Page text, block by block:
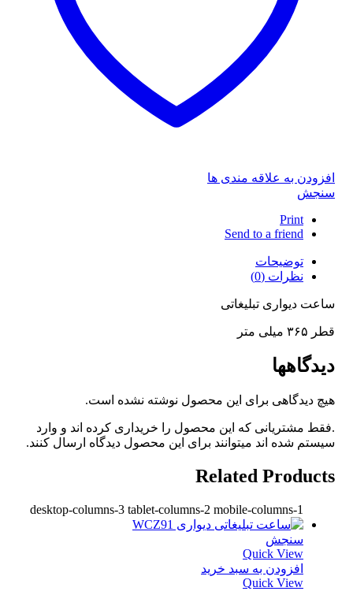
افزودن به علاقه مندی ها
سنجش
Print
Send to a friend
توضیحات
نظرات (0)
ساعت دیواری تبلیغاتی
قطر ۳۶۵ میلی متر
دیدگاهها
هیچ دیدگاهی برای این محصول نوشته نشده است.
.فقط مشتریانی که این محصول را خریداری کرده اند و وارد
سیستم شده اند میتوانند برای این محصول دیدگاه ارسال کنند.
Related Products
desktop-columns-3 tablet-columns-2 mobile-columns-1
سنجش
Quick View
افزودن به سبد خرید
Quick View